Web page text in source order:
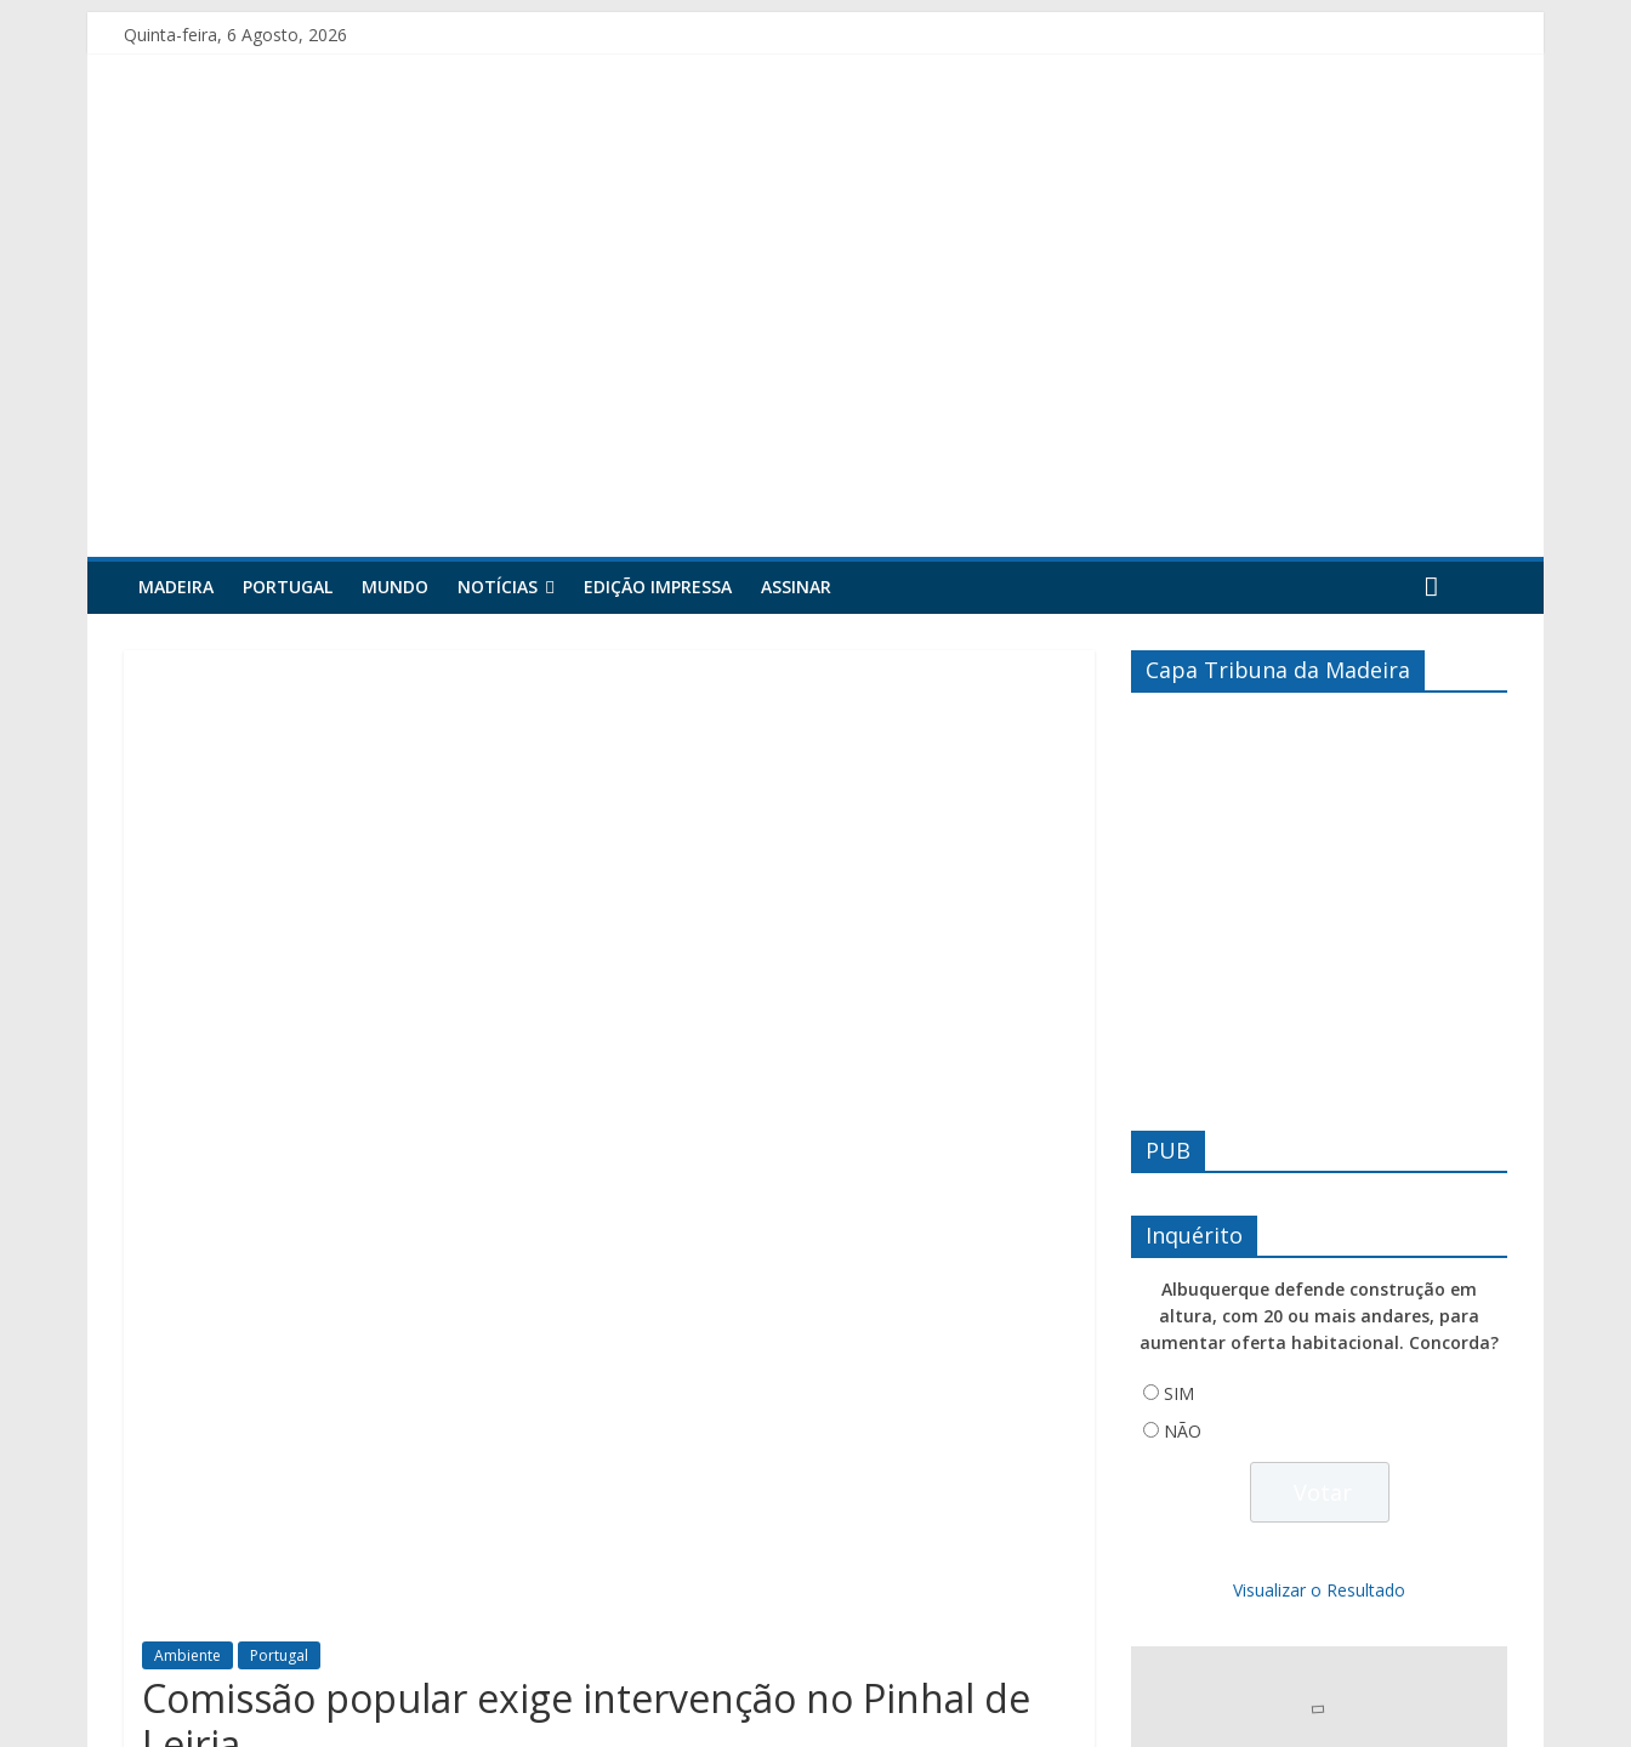
Quinta-feira, 6 Agosto, 2026
MADEIRA PORTUGAL MUNDO NOTÍCIAS EDIÇÃO IMPRESSA ASSINAR
Ambiente Portugal
Comissão popular exige intervenção no Pinhal de
Capa Tribuna da Madeira
PUB
Inquérito
Albuquerque defende construção em
altura, com 20 ou mais andares, para
aumentar oferta habitacional. Concorda?
SIM
NÃO
Visualizar o Resultado